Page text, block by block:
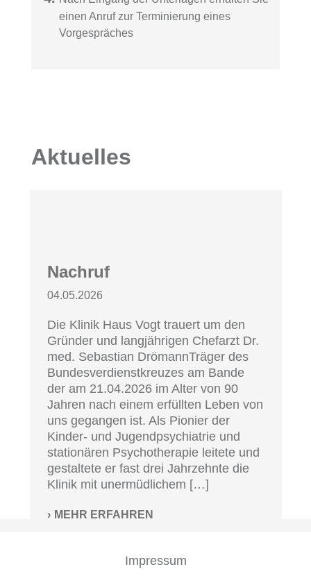
einen Anruf zur Terminierung eines
Vorgespräches
Aktuelles
Nachruf
04.05.2026
Die Klinik Haus Vogt trauert um den
Gründer und langjährigen Chefarzt Dr.
med. Sebastian DrömannTräger des
Bundesverdienstkreuzes am Bande
der am 21.04.2026 im Alter von 90
Jahren nach einem erfüllten Leben von
uns gegangen ist. Als Pionier der
Kinder- und Jugendpsychiatrie und
stationären Psychotherapie leitete und
gestaltete er fast drei Jahrzehnte die
Klinik mit unermüdlichem […]
MEHR ERFAHREN
Impressum